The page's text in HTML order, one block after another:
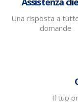
Una risposta a
domande
Il tuo